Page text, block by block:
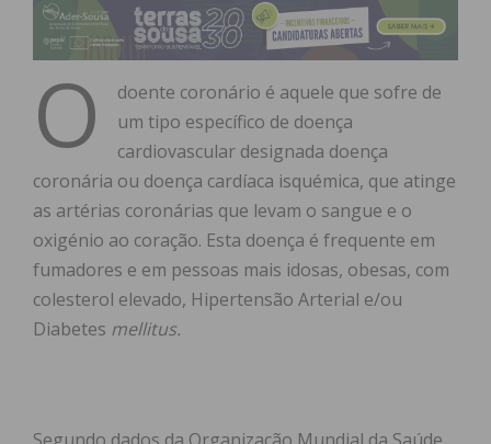
O
doente coronário é aquele que sofre de
um tipo específico de doença
cardiovascular designada doença
coronária ou doença cardíaca isquémica, que atinge
as artérias coronárias que levam o sangue e o
oxigénio ao coração. Esta doença é frequente em
fumadores e em pessoas mais idosas, obesas, com
colesterol elevado, Hipertensão Arterial e/ou
Diabetes mellitus.